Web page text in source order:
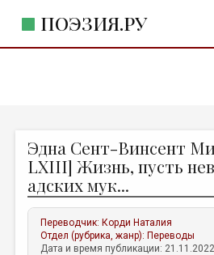
ПОЭЗИЯ.РУ
ЖАНРЫ
АВТОРЫ
КОММЕНТАРИИ
ЛИТСАЛОН
Эдна Сент-Винсент
LXIII] Жизнь, пусть
адских мук...
Переводчик: Корди Наталия
Отдел (рубрика, жанр): Переводы
Дата и время публикации: